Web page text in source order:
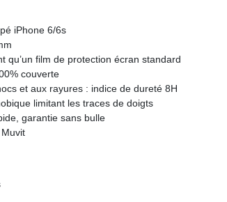
iPhone 6/6s
qu’un film de protection écran standard
couverte
et aux rayures : indice de dureté 8H
limitant les traces de doigts
garantie sans bulle